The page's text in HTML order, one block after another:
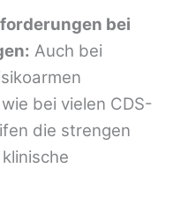
bei
Auch bei
bei vielen CDS-
die strengen